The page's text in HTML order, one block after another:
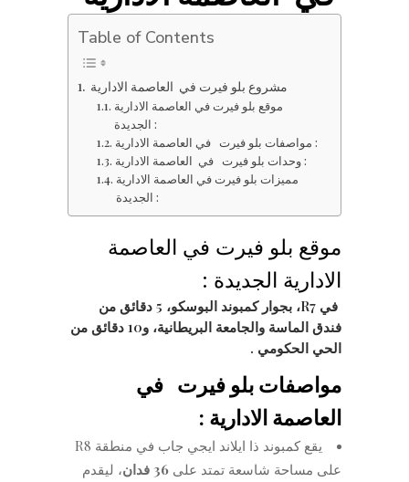
Table of Contents
موقع بلو فيرت في العاصمة الادارية
الجديدة :
مواصفات بلو فيرت في العاصمة الادارية :
وحدات بلو فيرت في العاصمة الادارية :
مميزات بلو فيرت في العاصمة الادارية
الجديدة :
موقع بلو فيرت في العاصمة
الادارية الجديدة :
في R7، بجوار كمبوند البوسكو، 5 دقائق من
فندق الماسة والجامعة البريطانية، و10 دقائق من
الحي الحكومي .
مواصفات بلو فيرت في
العاصمة الادارية :
يقع كمبوند ذا ايلاند ايجي جاب في منطقة R8
على مساحة شاسعة تمتد على 36 فدان
، ليقدم